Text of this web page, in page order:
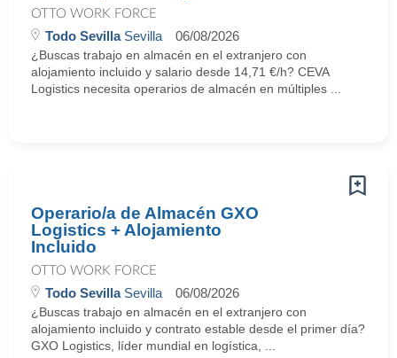
OTTO WORK FORCE
Todo SevillaSevilla 06/08/2026
¿Buscas trabajo en almacén en el extranjero con
alojamiento incluido y salario desde 14,71 €/h? CEVA
Logistics necesita operarios de almacén en múltiples ...
Operario/a de Almacén GXO
Logistics + Alojamiento
Incluido
OTTO WORK FORCE
Todo SevillaSevilla 06/08/2026
¿Buscas trabajo en almacén en el extranjero con
alojamiento incluido y contrato estable desde el primer día?
GXO Logistics, líder mundial en logística, ...